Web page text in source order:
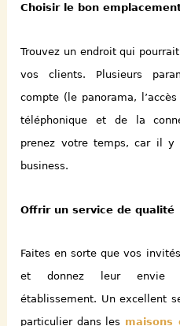
Choisir le bon
Trouvez un endroit qui
vos clients. Plusieurs
compte (le panorama,
téléphonique et de la
prenez votre temps, car il
business.
Offrir un service de qualité
Faites en sorte que vos invité
et donnez leur envie
établissement. Un excellent
particulier dans les maisons